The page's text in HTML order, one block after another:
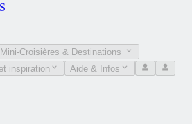
Mini-Croisières & Destinations
inspiration Aide & Infos